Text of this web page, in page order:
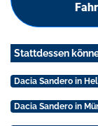
Stattdessen
Dacia Sandero in
Dacia Sandero in